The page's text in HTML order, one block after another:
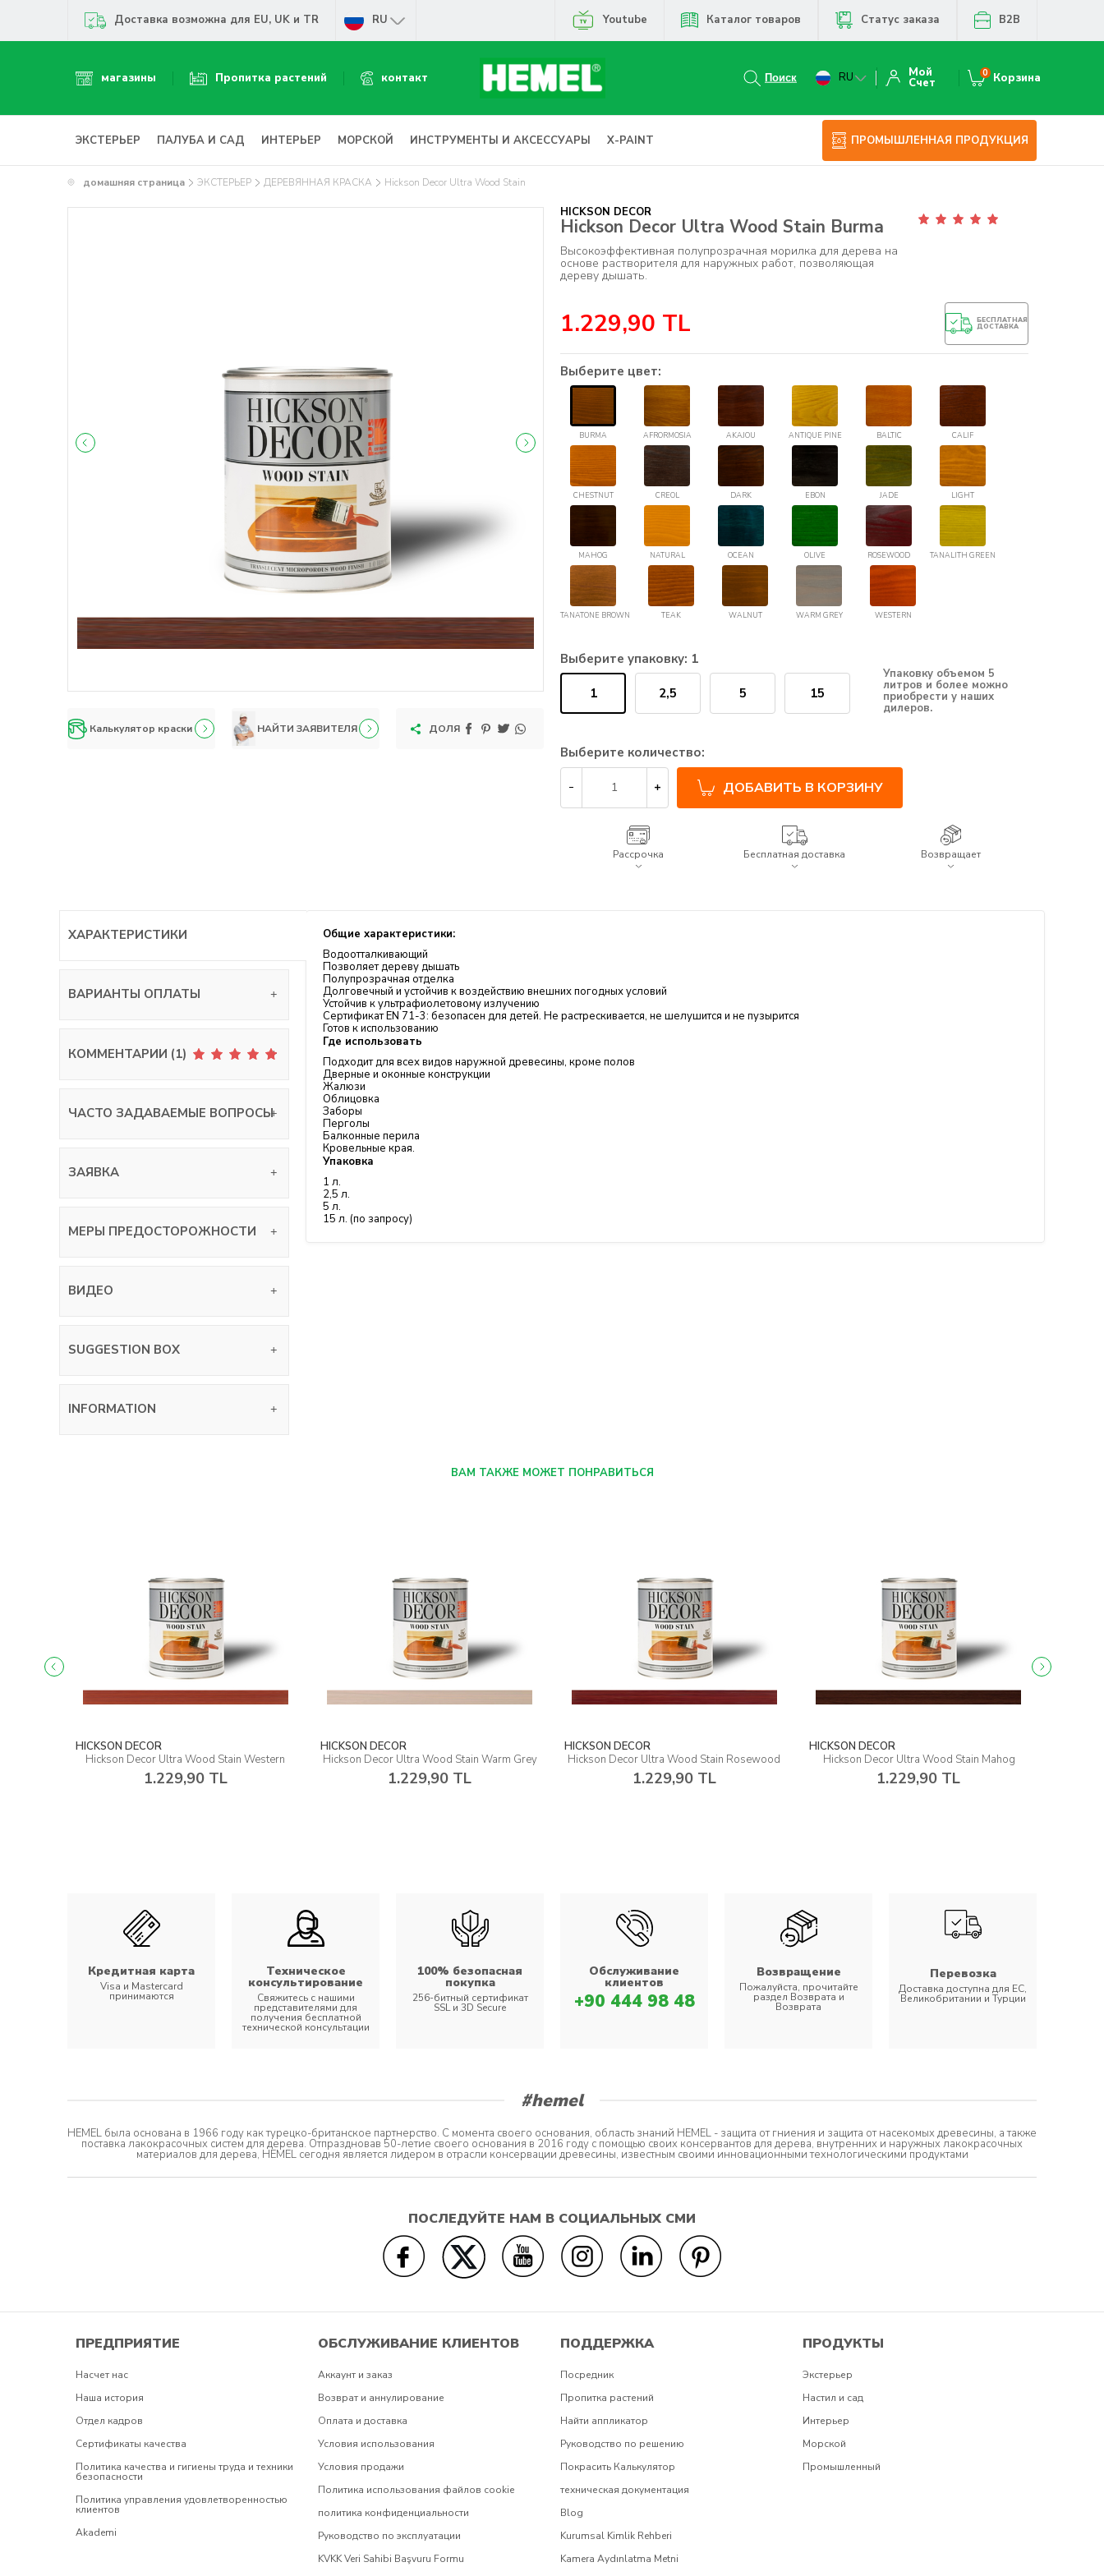
Доставка возможна для EU, UK и TR RU Youtube Каталог товаров Статус заказа B2B
магазины Пропитка растений контакт RU Мой
Счет Корзина
0
ЭКСТЕРЬЕР ПАЛУБА И САД ИНТЕРЬЕР МОРСКОЙ ИНСТРУМЕНТЫ И АКСЕССУАРЫ X-PAINT ПРОМЫШЛЕННАЯ ПРОДУКЦИЯ
домашняя страница ЭКСТЕРЬЕР ДЕРЕВЯННАЯ КРАСКА Hickson Decor Ultra Wood Stain
Калькулятор краски НАЙТИ ЗАЯВИТЕЛЯ ДОЛЯ
HICKSON DECOR
Hickson Decor Ultra Wood Stain Burma
Высокоэффективная полупрозрачная морилка для дерева на
основе растворителя для наружных работ, позволяющая
дереву дышать.
1.229,90 TL БЕСПЛАТНАЯ
ДОСТАВКА
Выберите цвет:
BURMA AFRORMOSIA AKAJOU ANTIQUE PINE BALTIC CALIF
CHESTNUT CREOL DARK EBON JADE LIGHT
MAHOG NATURAL OCEAN OLIVE ROSEWOOD TANALITH GREEN
TANATONE BROWN TEAK WALNUT WARM GREY WESTERN
Выберите упаковку: 1
1 2,5 5 15
Упаковку объемом 5
литров и более можно
приобрести у наших
дилеров.
Выберите количество:
ДОБАВИТЬ В КОРЗИНУ
Рассрочка Бесплатная доставка Возвращает
ХАРАКТЕРИСТИКИ
ВАРИАНТЫ ОПЛАТЫ
КОММЕНТАРИИ (1)
ЧАСТО ЗАДАВАЕМЫЕ ВОПРОСЫ
ЗАЯВКА
МЕРЫ ПРЕДОСТОРОЖНОСТИ
ВИДЕО
SUGGESTION BOX
INFORMATION
Общие характеристики:
Водоотталкивающий
Позволяет дереву дышать
Полупрозрачная отделка
Долговечный и устойчив к воздействию внешних погодных условий
Устойчив к ультрафиолетовому излучению
Сертификат EN 71-3: безопасен для детей. Не растрескивается, не шелушится и не пузырится
Готов к использованию
Где использовать
Подходит для всех видов наружной древесины, кроме полов
Дверные и оконные конструкции
Жалюзи
Облицовка
Заборы
Перголы
Балконные перила
Кровельные края.
Упаковка
1 л.
2,5 л.
5 л.
15 л. (по запросу)
ВАМ ТАКЖЕ МОЖЕТ ПОНРАВИТЬСЯ
HICKSON DECOR
Hickson Decor Ultra Wood Stain Western
1.229,90 TL
HICKSON DECOR
Hickson Decor Ultra Wood Stain Warm Grey
1.229,90 TL
HICKSON DECOR
Hickson Decor Ultra Wood Stain Rosewood
1.229,90 TL
HICKSON DECOR
Hickson Decor Ultra Wood Stain Mahog
1.229,90 TL
Кредитная карта
Visa и Mastercard
принимаются
Техническое
консультирование
Свяжитесь с нашими
представителями для
получения бесплатной
технической консультации
100% безопасная
покупка
256-битный сертификат
SSL и 3D Secure
Обслуживание
клиентов
+90 444 98 48
Возвращение
Пожалуйста, прочитайте
раздел Возврата и
Возврата
Перевозка
Доставка доступна для ЕС,
Великобритании и Турции
#hemel
HEMEL была основана в 1966 году как турецко-британское партнерство. С момента своего основания, область знаний HEMEL - защита от гниения и защита от насекомых древесины, а также
поставка лакокрасочных систем для дерева. Отпраздновав 50-летие своего основания в 2016 году с помощью своих консервантов для дерева, внутренних и наружных лакокрасочных
материалов для дерева, HEMEL сегодня является лидером в отрасли консервации древесины, известным своими инновационными технологическими продуктами
ПОСЛЕДУЙТЕ НАМ В СОЦИАЛЬНЫХ СМИ
ПРЕДПРИЯТИЕ
Насчет нас
Наша история
Отдел кадров
Сертификаты качества
Политика качества и гигиены труда и техники
безопасности
Политика управления удовлетворенностью
клиентов
Akademi
ОБСЛУЖИВАНИЕ КЛИЕНТОВ
Аккаунт и заказ
Возврат и аннулирование
Оплата и доставка
Условия использования
Условия продажи
Политика использования файлов cookie
политика конфиденциальности
Руководство по эксплуатации
KVKK Veri Sahibi Başvuru Formu
ПОДДЕРЖКА
Посредник
Пропитка растений
Найти аппликатор
Руководство по решению
Покрасить Калькулятор
техническая документация
Blog
Kurumsal Kimlik Rehberi
Kamera Aydınlatma Metni
ПРОДУКТЫ
Экстерьер
Настил и сад
Интерьер
Морской
Промышленный